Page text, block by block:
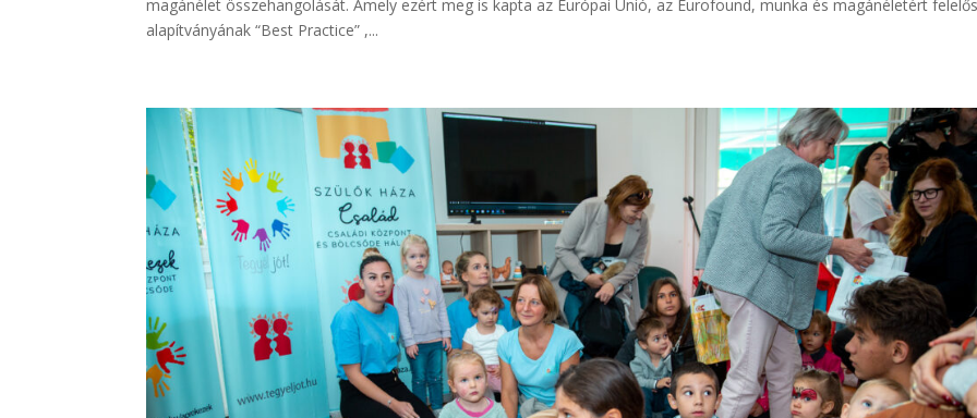
magánélet összehangolását. Amely ezért meg is kapta az Európai Unió, az Eurofound, munka és magánéletért
alapítványának “Best Practice” ,...